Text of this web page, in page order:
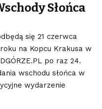
Słońca
się 21 czerwca
na Kopcu Krakusa w
po raz 24.
wschodu słońca w
wydarzenie